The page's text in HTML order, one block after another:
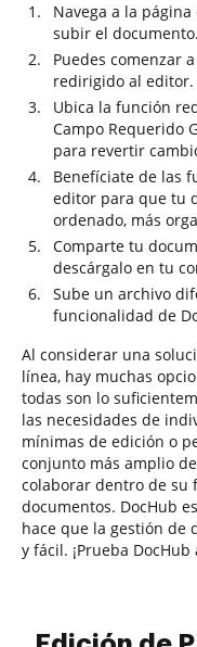
Navega a la
subir el documento.
Puedes comenzar
redirigido al editor.
Ubica la función
Campo Requerido
para revertir
Benefíciate de las
editor para que tu
ordenado, más
Comparte tu
descárgalo en tu
Sube un archivo
funcionalidad de
Al considerar una
línea, hay muchas
todas son lo
las necesidades de
mínimas de edición o
conjunto más amplio
colaborar dentro de su
documentos. DocHub
hace que la gestión de
y fácil. ¡Prueba DocHub